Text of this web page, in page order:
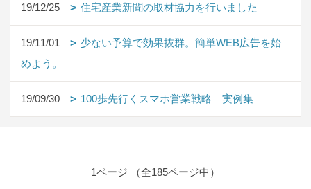
19/12/25 住宅産業新聞の取材協力を行いました
19/11/01
少ない予算で効果抜群。簡単WEB広告を始
めよう。
19/09/30 100歩先行くスマホ営業戦略 実例集
1ページ （全185ページ中）